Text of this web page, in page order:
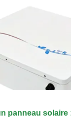
panneau solaire